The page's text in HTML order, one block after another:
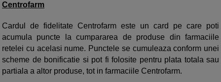
Centrofarm
Cardul de fidelitate Centrofarm este un card pe care poti
acumula puncte la cumpararea de produse din farmaciile
retelei cu acelasi nume. Punctele se cumuleaza conform unei
scheme de bonificatie si pot fi folosite pentru plata totala sau
partiala a altor produse, tot in farmaciile Centrofarm.